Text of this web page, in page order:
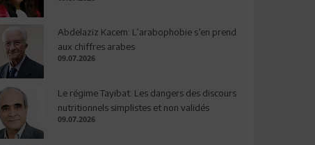
Abdelaziz Kacem: L’arabophobie s’en prend
aux chiffres arabes
09.07.2026
Le régime Tayibat: Les dangers des discours
nutritionnels simplistes et non validés
09.07.2026